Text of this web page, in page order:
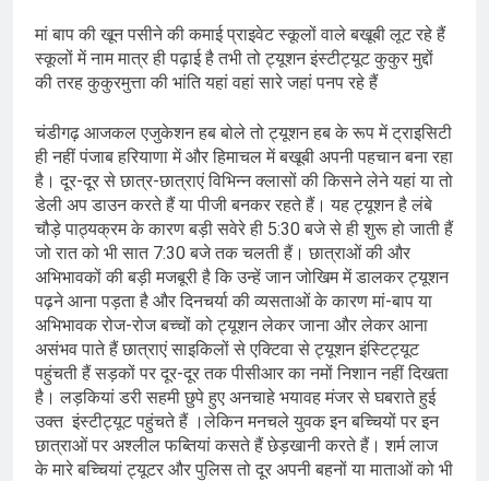
मां बाप की खून पसीने की कमाई प्राइवेट स्कूलों वाले बखूबी लूट रहे हैं
स्कूलों में नाम मात्र ही पढ़ाई है तभी तो ट्यूशन इंस्टीट्यूट कुकुर मुद्दों
की तरह कुकुरमुत्ता की भांति यहां वहां सारे जहां पनप रहे हैं
चंडीगढ़ आजकल एजुकेशन हब बोले तो ट्यूशन हब के रूप में ट्राइसिटी
ही नहीं पंजाब हरियाणा में और हिमाचल में बखूबी अपनी पहचान बना रहा
है। दूर-दूर से छात्र-छात्राएं विभिन्न क्लासों की किसने लेने यहां या तो
डेली अप डाउन करते हैं या पीजी बनकर रहते हैं। यह ट्यूशन है लंबे
चौड़े पाठ्यक्रम के कारण बड़ी सवेरे ही 5:30 बजे से ही शुरू हो जाती हैं
जो रात को भी सात 7:30 बजे तक चलती हैं। छात्राओं की और
अभिभावकों की बड़ी मजबूरी है कि उन्हें जान जोखिम में डालकर ट्यूशन
पढ़ने आना पड़ता है और दिनचर्या की व्यसताओं के कारण मां-बाप या
अभिभावक रोज-रोज बच्चों को ट्यूशन लेकर जाना और लेकर आना
असंभव पाते हैं छात्राएं साइकिलों से एक्टिवा से ट्यूशन इंस्टिट्यूट
पहुंचती हैं सड़कों पर दूर-दूर तक पीसीआर का नमों निशान नहीं दिखता
है। लड़कियां डरी सहमी छुपे हुए अनचाहे भयावह मंजर से घबराते हुई
उक्त इंस्टीट्यूट पहुंचते हैं ।लेकिन मनचले युवक इन बच्चियों पर इन
छात्राओं पर अश्लील फब्तियां कसते हैं छेड़खानी करते हैं। शर्म लाज
के मारे बच्चियां ट्यूटर और पुलिस तो दूर अपनी बहनों या माताओं को भी